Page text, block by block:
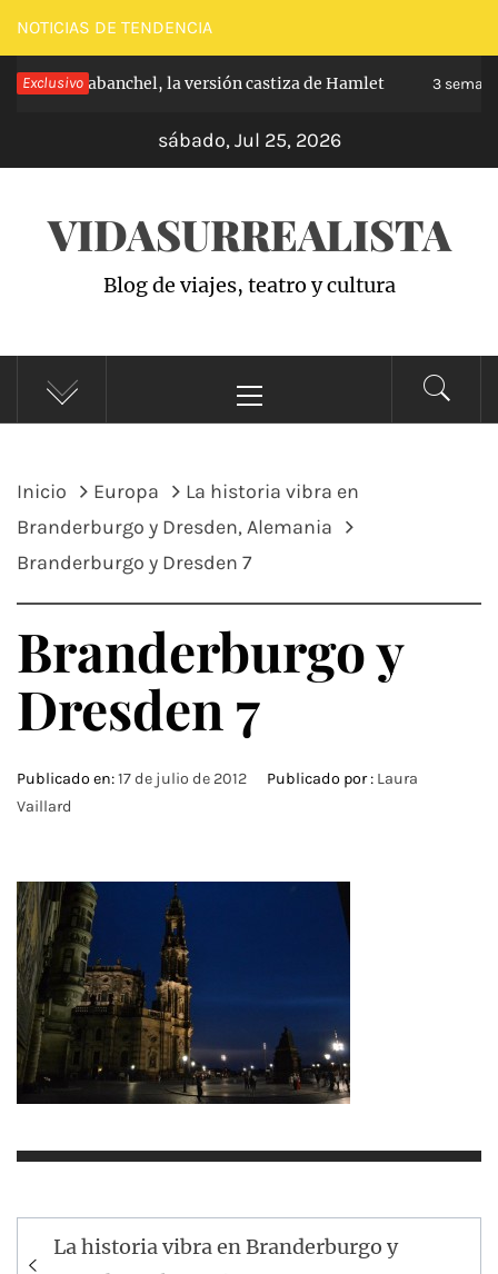
Saltar
al
contenido
NOTICIAS DE TENDENCIA
Exclusivo
de Carabanchel, la versión castiza de Hamlet 3
sábado, Jul 25, 2026
VIDASURREALISTA
Blog de viajes, teatro y cultura
principal
Inicio Europa
La historia vibra en
Branderburgo y Dresden, Alemania
Branderburgo y Dresden 7
Branderburgo y
Dresden 7
Publicado en:17 de julio de 2012 Publicado por : Laura
Vaillard
Navegación
La historia vibra en Branderburgo y